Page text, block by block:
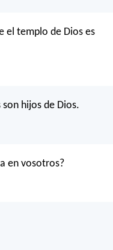
el templo de Dios es
hijos de Dios.
en vosotros?